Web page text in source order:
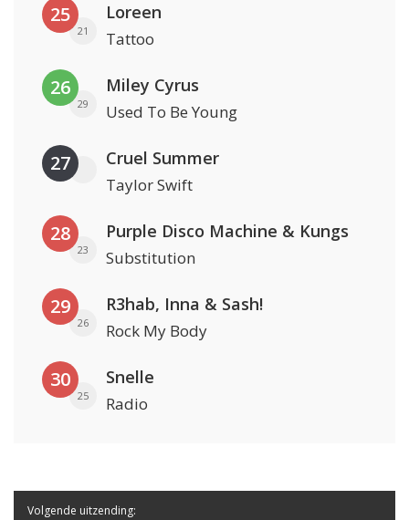
25
21
Loreen
Tattoo
26
29
Miley Cyrus
Used To Be Young
27 Cruel Summer
Taylor Swift
28
23
Purple Disco Machine & Kungs
Substitution
29
26
R3hab, Inna & Sash!
Rock My Body
30
25
Snelle
Radio
Volgende uitzending: